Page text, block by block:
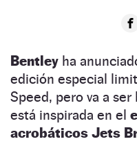
Bentley ha
edición especial
Speed, pero va a
está inspirada en el
acrobáticos Jets